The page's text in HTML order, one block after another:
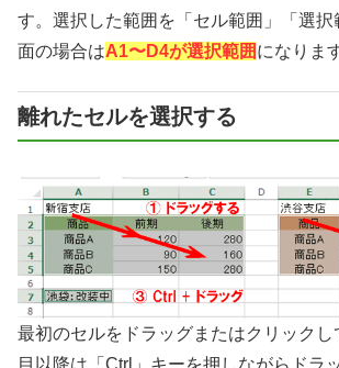
す。選択した範囲を「セル範囲」「選
面の場合はA1〜D4が選択範囲になりま
離れたセルを選択する
最初のセルをドラッグまたはクリック
目以降は「Ctrl」キーを押しながらドラ